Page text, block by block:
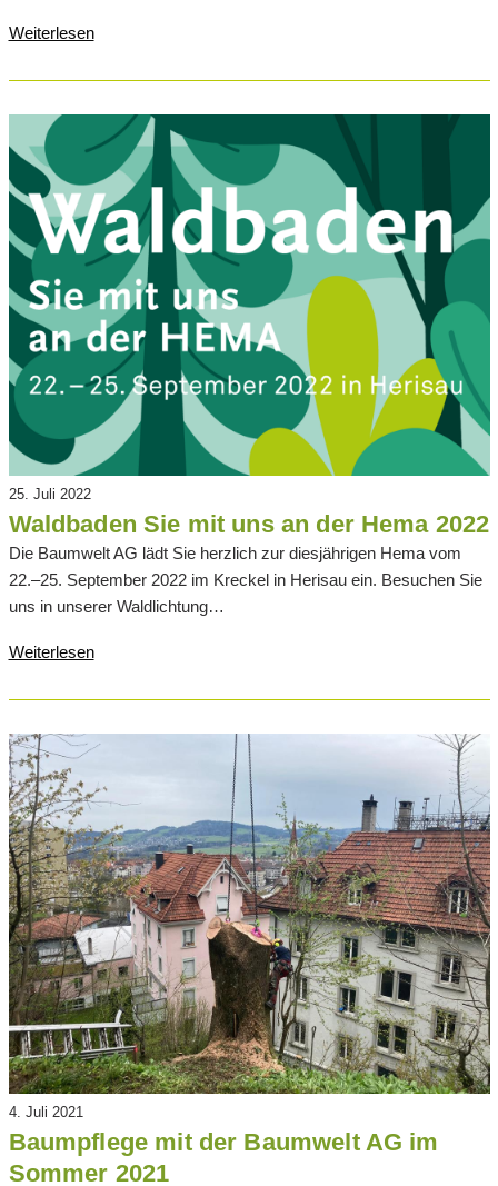
Weiterlesen
25. Juli 2022
Waldbaden Sie mit uns an der Hema 2022
Die Baumwelt AG lädt Sie herzlich zur diesjährigen Hema vom
22.–25. September 2022 im Kreckel in Herisau ein. Besuchen Sie
uns in unserer Waldlichtung…
Weiterlesen
4. Juli 2021
Baumpflege mit der Baumwelt AG im
Sommer 2021